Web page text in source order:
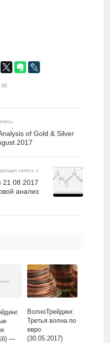
48
of Gold & Silver
2017
запись »
21 08 2017
анализ
—
ВолноТрейдинг.
Третья волна по
евро
(30.05.2017)